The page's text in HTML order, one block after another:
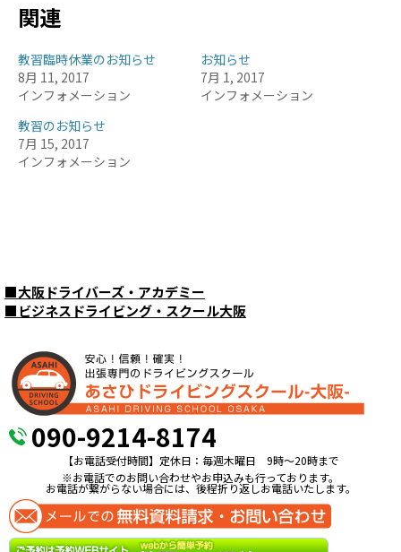
関連
教習臨時休業のお知らせ
8月 11, 2017
インフォメーション
お知らせ
7月 1, 2017
インフォメーション
教習のお知らせ
7月 15, 2017
インフォメーション
■大阪ドライバーズ・アカデミー
■ビジネスドライビング・スクール大阪
090-9214-8174
【お電話受付時間】定休日：毎週木曜日 9時〜20時まで
※お電話でのお問い合わせやお申込みも行っております。
お電話が繋がらない場合には、後程折り返しお電話いたします。